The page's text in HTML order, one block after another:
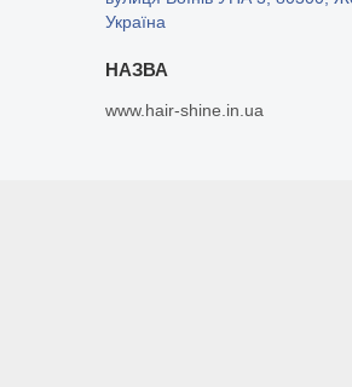
Україна
www.hair-shine.in.ua